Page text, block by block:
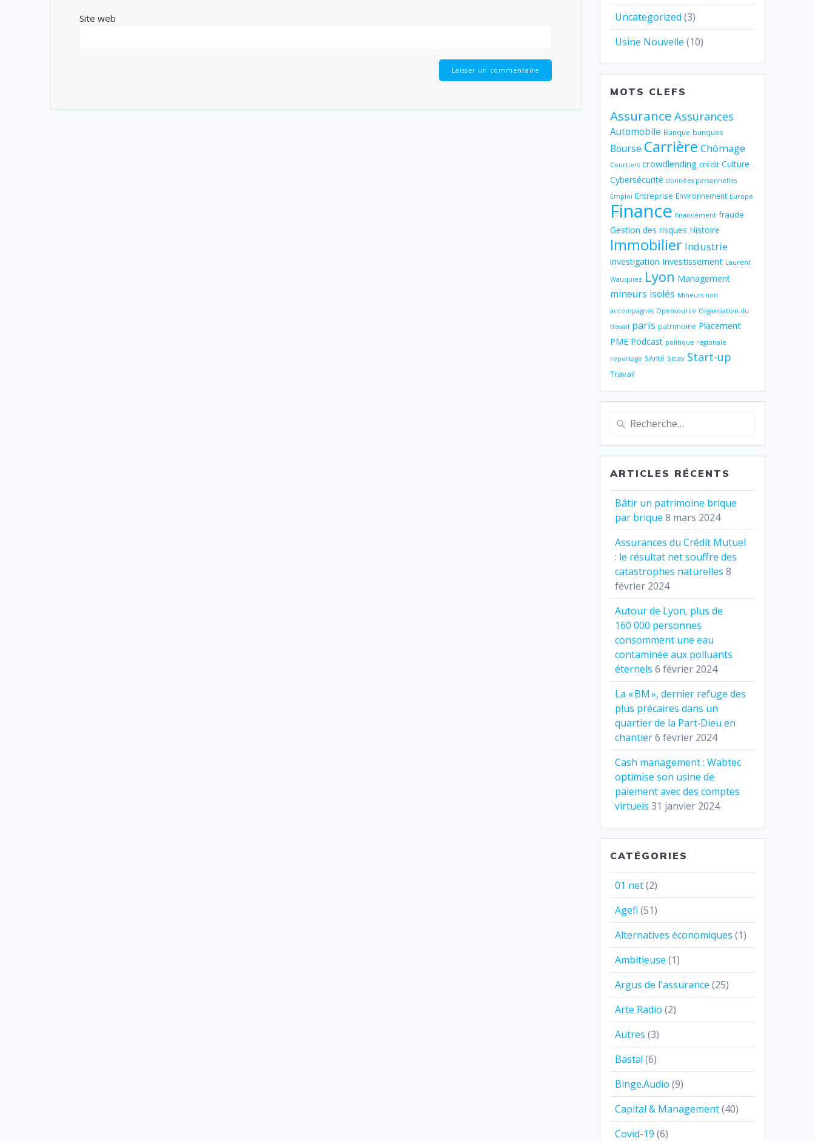
Site web
Uncategorized (3)
Usine Nouvelle (10)
MOTS CLEFS
Assurance Assurances
Automobile Banque banques
Bourse Carrière Chômage
Courtiers crowdlending crédit Culture
Cybersécurité données personnelles
Emploi Entreprise Environnement Europe
Finance financement fraude
Gestion des risques Histoire
Immobilier Industrie
investigation Investissement Laurent
Wauquiez Lyon Management
mineurs isolés Mineurs non
accompagnés Opensource Organisation du
travail paris patrimoine Placement
PME Podcast politique régionale
reportage SAnté Sicav Start-up
Travail
Recherche
:
ARTICLES RÉCENTS
Bâtir un patrimoine brique
par brique 8 mars 2024
Assurances du Crédit Mutuel
: le résultat net souffre des
catastrophes naturelles 8
février 2024
Autour de Lyon, plus de
160 000 personnes
consomment une eau
contaminée aux polluants
éternels 6 février 2024
La « BM », dernier refuge des
plus précaires dans un
quartier de la Part‐Dieu en
chantier6 février 2024
Cash management : Wabtec
optimise son usine de
paiement avec des comptes
virtuels 31 janvier 2024
CATÉGORIES
01 net(2)
Agefi (51)
Alternatives économiques (1)
Ambitieuse (1)
Argus de l'assurance (25)
Arte Radio (2)
Autres (3)
Basta! (6)
Binge.Audio (9)
Capital & Management(40)
Covid-19 (6)